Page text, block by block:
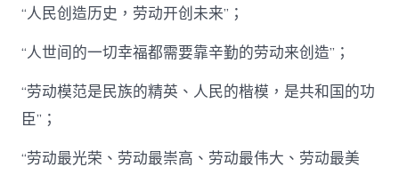
查
心
養
劳
“人民创造历史，劳动开创未来”；
“人世间的一切幸福都需要靠辛勤的劳动来创造”；
“劳动模范是民族的精英、人民的楷模，是共和国的功
臣”；
“劳动最光荣、劳动最崇高、劳动最伟大、劳动最美